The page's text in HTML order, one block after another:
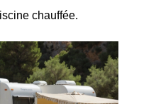
chauffée.